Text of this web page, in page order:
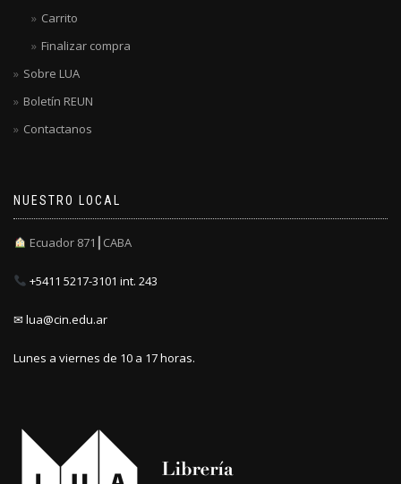
Carrito
Finalizar compra
Sobre LUA
Boletín REUN
Contactanos
NUESTRO LOCAL
Ecuador 871┃CABA
+5411 5217-3101 int. 243
✉ lua@cin.edu.ar
Lunes a viernes de 10 a 17 horas.